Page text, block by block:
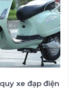
xe đạp điện